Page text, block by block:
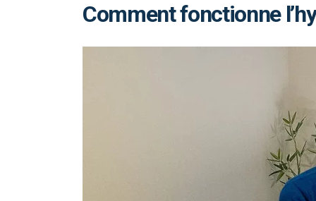
Comment fonctionne